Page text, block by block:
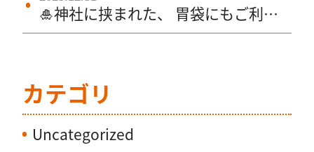
🎍神社に挟まれた、 胃袋にもご利益
ある場所。529カフェです。
カテゴリ
Uncategorized